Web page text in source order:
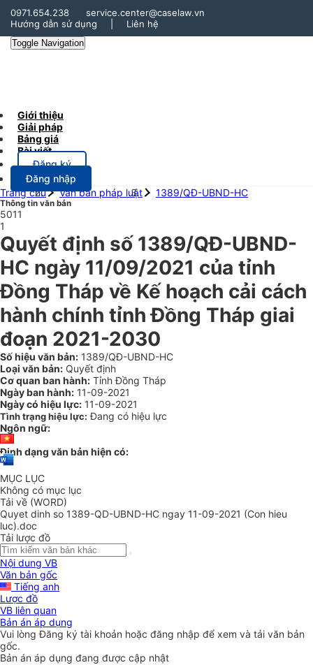
0971.654.238
service.center@caselaw.vn
Hướng dẫn sử dụng
Liên hệ
Toggle Navigation
Giới thiệu
Giải pháp
Bảng giá
Bài viết
Đăng ký
Đăng nhập
Trang chủ
Văn bản pháp luật 1389/QĐ-UBND-HC
Thông tin văn bản
5011
1
Quyết định số 1389/QĐ-UBND-
HC ngày 11/09/2021 của tỉnh
Đồng Tháp về Kế hoạch cải cách
hành chính tỉnh Đồng Tháp giai
đoạn 2021-2030
Số hiệu văn bản: 1389/QĐ-UBND-HC
Loại văn bản: Quyết định
Cơ quan ban hành: Tỉnh Đồng Tháp
Ngày ban hành: 11-09-2021
Ngày có hiệu lực: 11-09-2021
Tình trạng hiệu lực: Đang có hiệu lực
Ngôn ngữ:
Định dạng văn bản hiện có:
MỤC LỤC
Không có mục lục
Tải về (WORD)
Quyet dinh so 1389-QD-UBND-HC ngay 11-09-2021 (Con hieu
luc).doc
Tải lược đồ
Nội dung VB
Văn bản gốc
Tiếng anh
Lược đồ
VB liên quan
Bản án áp dụng
Vui lòngĐăng ký tài khoản hoặc đăng nhập để xem và tải văn bản
gốc.
Bản án áp dụng đang được cập nhật